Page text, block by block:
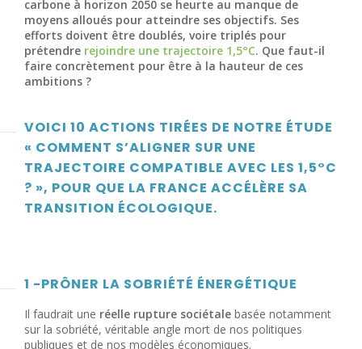
carbone à horizon 2050 se heurte au manque de
moyens alloués pour atteindre ses objectifs. Ses
efforts doivent être doublés, voire triplés pour
prétendre rejoindre une trajectoire 1,5°C. Que faut-il
faire concrètement pour être à la hauteur de ces
ambitions ?
VOICI 10 ACTIONS TIRÉES DE NOTRE ÉTUDE
« COMMENT S’ALIGNER SUR UNE
TRAJECTOIRE COMPATIBLE AVEC LES 1,5°C
? », POUR QUE LA FRANCE ACCÉLÈRE SA
TRANSITION ÉCOLOGIQUE.
1 -PRÔNER LA SOBRIÉTÉ ÉNERGÉTIQUE
Il faudrait une réelle rupture sociétale basée notamment
sur la sobriété, véritable angle mort de nos politiques
publiques et de nos modèles économiques.